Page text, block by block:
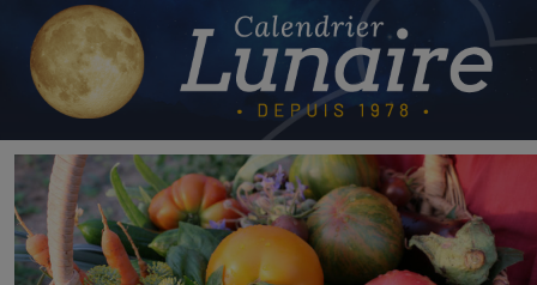
content